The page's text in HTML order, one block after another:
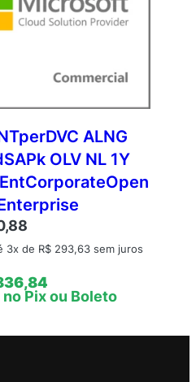
ALNG
OLV NL 1Y
3x de R$293,63sem juros
Pix ou Boleto